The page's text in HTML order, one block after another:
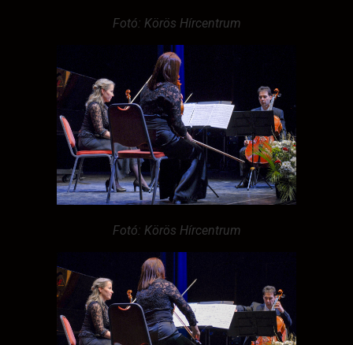
Fotó: Körös Hírcentrum
Fotó: Körös Hírcentrum